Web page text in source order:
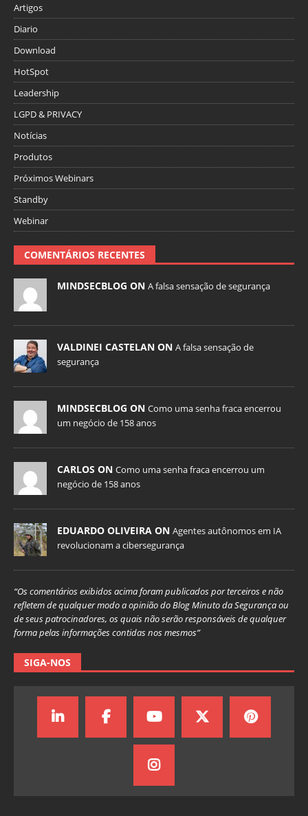
Artigos
Diario
Download
HotSpot
Leadership
LGPD & PRIVACY
Notícias
Produtos
Próximos Webinars
Standby
Webinar
COMENTÁRIOS RECENTES
MINDSECBLOG ON A falsa sensação de segurança
VALDINEI CASTELAN ON A falsa sensação de
segurança
MINDSECBLOG ON Como uma senha fraca encerrou
um negócio de 158 anos
CARLOS ON Como uma senha fraca encerrou um
negócio de 158 anos
EDUARDO OLIVEIRA ON Agentes autônomos em IA
revolucionam a cibersegurança
“Os comentários exibidos acima foram publicados por terceiros e não
refletem de qualquer modo a opinião do Blog Minuto da Segurança ou
de seus patrocinadores, os quais não serão responsáveis de qualquer
forma pelas informações contidas nos mesmos”
SIGA-NOS